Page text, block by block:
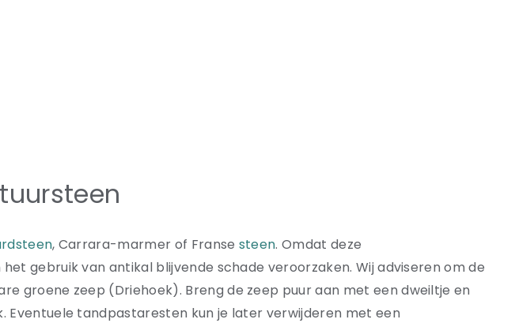
, Carrara-marmer of Franse steen. Omdat deze
gebruik van antikal blijvende schade veroorzaken. Wij adviseren om de
groene zeep (Driehoek). Breng de zeep puur aan met een dweiltje en
Eventuele tandpastaresten kun je later verwijderen met een